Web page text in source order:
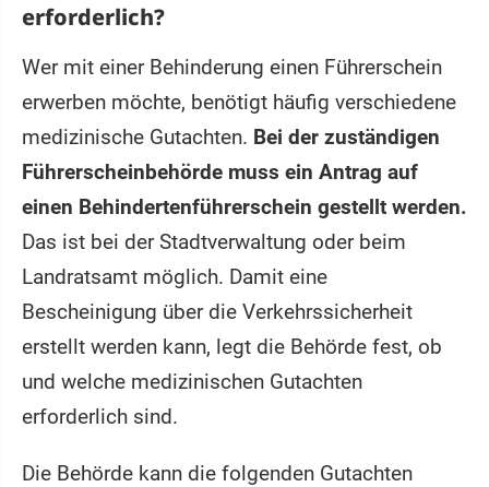
erforderlich?
Wer mit einer Behinderung einen Führerschein
erwerben möchte, benötigt häufig verschiedene
medizinische Gutachten. Bei der zuständigen
Führerscheinbehörde muss ein Antrag auf
einen Behindertenführerschein gestellt werden.
Das ist bei der Stadtverwaltung oder beim
Landratsamt möglich. Damit eine
Bescheinigung über die Verkehrssicherheit
erstellt werden kann, legt die Behörde fest, ob
und welche medizinischen Gutachten
erforderlich sind.
Die Behörde kann die folgenden Gutachten